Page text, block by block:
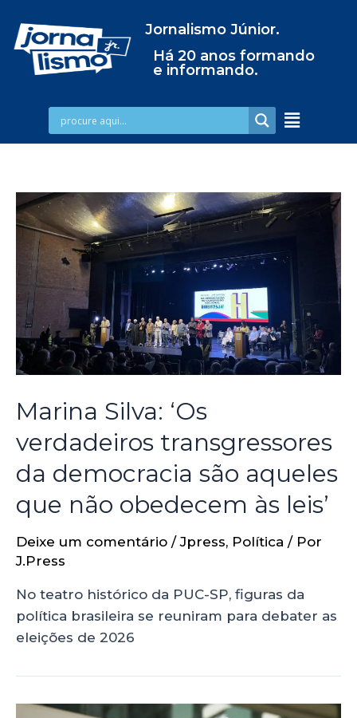
Jornalismo Júnior.
Há 20 anos formando
e informando.
Marina Silva: ‘Os
verdadeiros transgressores
da democracia são aqueles
que não obedecem às leis’
Deixe um comentário /Jpress, Política / Por
J.Press
No teatro histórico da PUC-SP, figuras da
política brasileira se reuniram para debater as
eleições de 2026